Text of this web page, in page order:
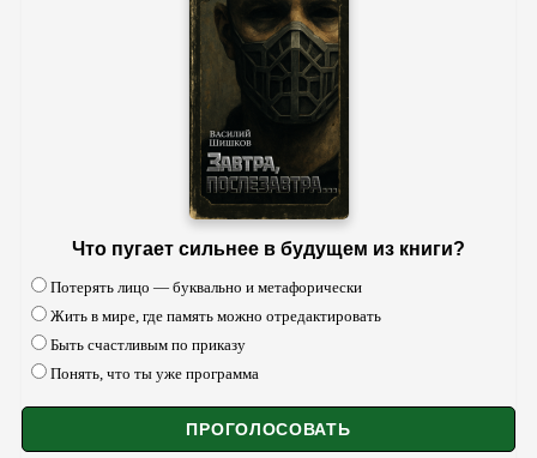
Что пугает сильнее в будущем из книги?
Потерять лицо — буквально и метафорически
Жить в мире, где память можно отредактировать
Быть счастливым по приказу
Понять, что ты уже программа